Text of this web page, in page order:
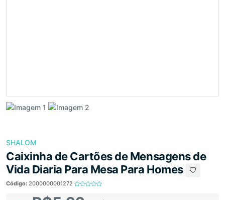
SHALOM
Caixinha de Cartões de Mensagens de
Vida Diaria Para Mesa Para Homes
Código: 2000000001272